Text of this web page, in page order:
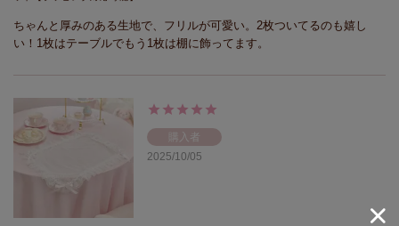
ちゃんと厚みのある生地で、フリルが可愛い。2枚ついてるのも嬉し
い！1枚はテーブルでもう1枚は棚に飾ってます。
購入者
2025/10/05